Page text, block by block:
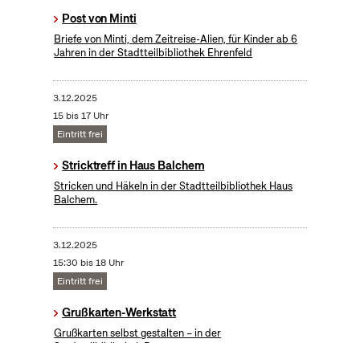
Post von Minti
Briefe von Minti, dem Zeitreise-Alien, für Kinder ab 6
Jahren in der Stadtteilbibliothek Ehrenfeld
3.12.2025
15 bis 17 Uhr
Eintritt frei
Stricktreff in Haus Balchem
Stricken und Häkeln in der Stadtteilbibliothek Haus
Balchem.
3.12.2025
15:30 bis 18 Uhr
Eintritt frei
Grußkarten-Werkstatt
Grußkarten selbst gestalten – in der